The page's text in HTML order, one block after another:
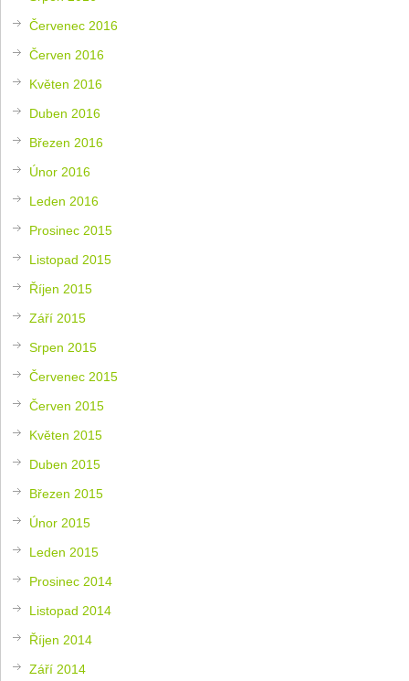
Červenec 2016
Červen 2016
Květen 2016
Duben 2016
Březen 2016
Únor 2016
Leden 2016
Prosinec 2015
Listopad 2015
Říjen 2015
Září 2015
Srpen 2015
Červenec 2015
Červen 2015
Květen 2015
Duben 2015
Březen 2015
Únor 2015
Leden 2015
Prosinec 2014
Listopad 2014
Říjen 2014
Září 2014